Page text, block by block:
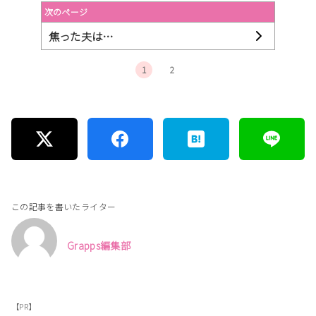
次のページ
焦った夫は…
1 2
この記事を書いたライター
Grapps編集部
【PR】